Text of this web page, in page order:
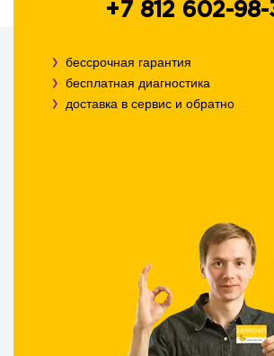
+7 812 602-
бессрочная гарантия
бесплатная диагностика
доставка в сервис и обратно